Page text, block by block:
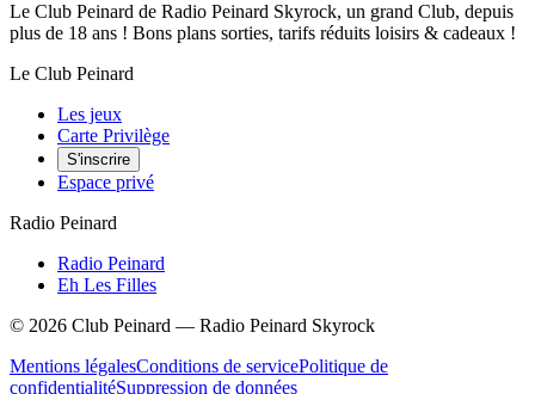
Le Club Peinard de Radio Peinard Skyrock, un grand Club, depuis
plus de 18 ans ! Bons plans sorties, tarifs réduits loisirs & cadeaux !
Le Club Peinard
Les jeux
Carte Privilège
S'inscrire
Espace privé
Radio Peinard
Radio Peinard
Eh Les Filles
© 2026 Club Peinard — Radio Peinard Skyrock
Mentions légalesConditions de servicePolitique de
confidentialitéSuppression de données